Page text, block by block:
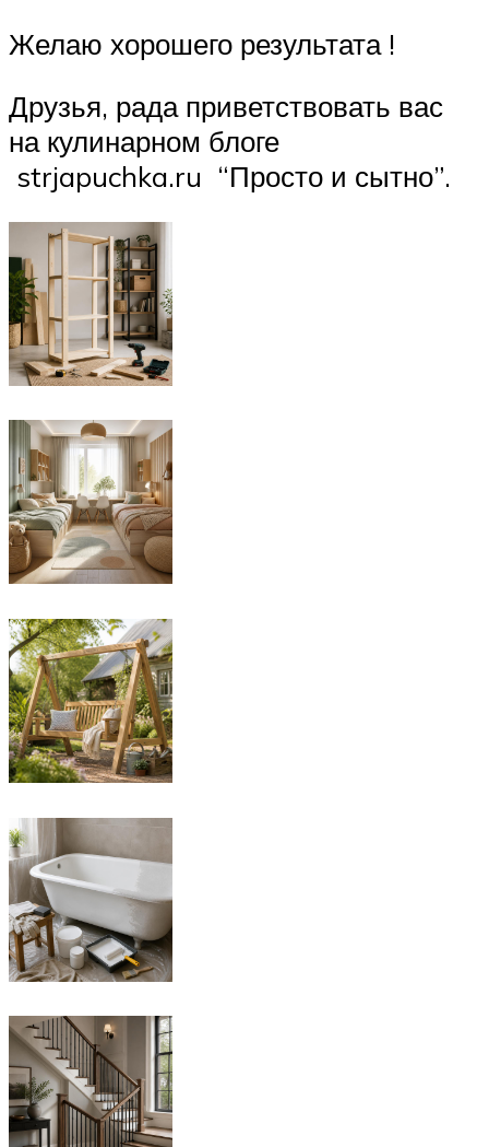
Желаю хорошего результата !
Друзья, рада приветствовать вас
на кулинарном блоге
strjapuchka.ru “Просто и сытно”.